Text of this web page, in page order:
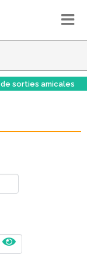
de sorties amicales